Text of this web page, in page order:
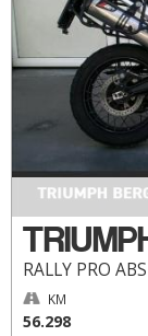
RALLY PRO ABS
KM
56.298